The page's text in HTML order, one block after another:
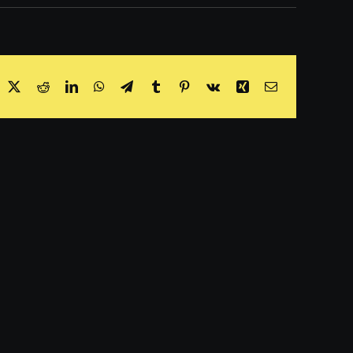
RedditLinkedInWhatsApp
TelegramTumblr Pinterest
Vk XingEmail